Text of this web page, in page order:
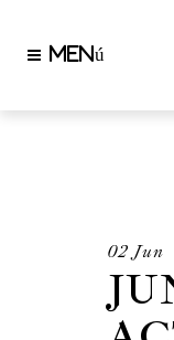
02 Jun